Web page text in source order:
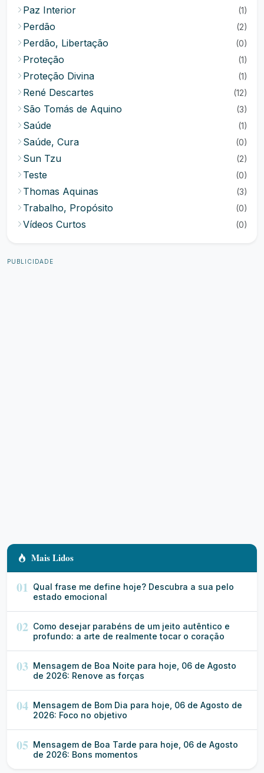
Paz Interior (1)
Perdão (2)
Perdão, Libertação (0)
Proteção (1)
Proteção Divina (1)
René Descartes (12)
São Tomás de Aquino (3)
Saúde (1)
Saúde, Cura (0)
Sun Tzu (2)
Teste (0)
Thomas Aquinas (3)
Trabalho, Propósito (0)
Vídeos Curtos (0)
PUBLICIDADE
Mais Lidos
01 Qual frase me define hoje? Descubra a sua pelo
estado emocional
02 Como desejar parabéns de um jeito autêntico e
profundo: a arte de realmente tocar o coração
03 Mensagem de Boa Noite para hoje, 06 de Agosto
de 2026: Renove as forças
04 Mensagem de Bom Dia para hoje, 06 de Agosto de
2026: Foco no objetivo
05 Mensagem de Boa Tarde para hoje, 06 de Agosto
de 2026: Bons momentos